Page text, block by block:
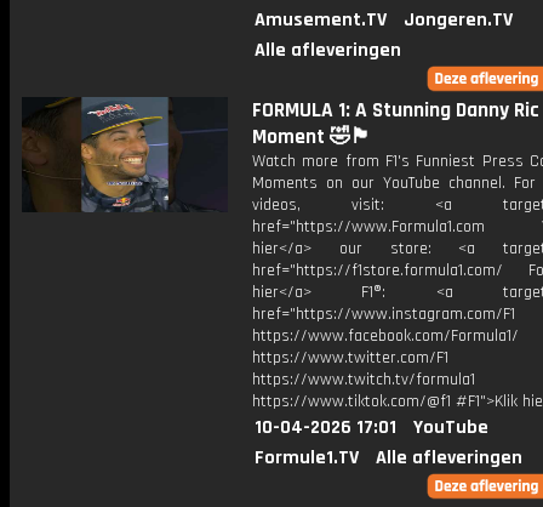
Amusement.TV
Jongeren.TV
Alle afleveringen
FORMULA 1: A Stunning Danny Ric
Moment 🤣🏴󠁧󠁢󠁳󠁣󠁴󠁿
Watch more from F1's Funniest Press
Moments on our YouTube channel. For
videos, visit: <a
href="https://www.Formula1.com
hier</a> our store: <a
href="https://f1store.formula1.com/
hier</a> F1®: <a
href="https://www.instagram.com/F1
https://www.facebook.com/Formula1/
https://www.twitter.com/F1
https://www.twitch.tv/formula1
https://www.tiktok.com/@f1 #F1">Klik
10-04-2026 17:01
YouTube
Formule1.TV
Alle afleveringen